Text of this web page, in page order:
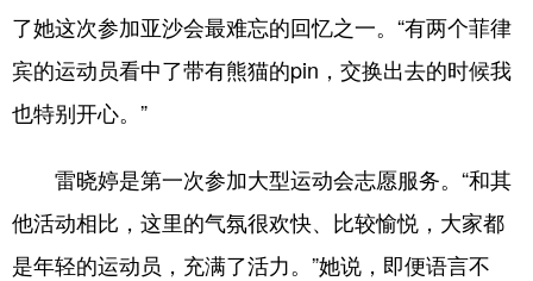
了她这次参加亚沙会最难忘的回忆之一。“有两个菲律
宾的运动员看中了带有熊猫的pin，交换出去的时候我
也特别开心。”
雷晓婷是第一次参加大型运动会志愿服务。“和其
他活动相比，这里的气氛很欢快、比较愉悦，大家都
是年轻的运动员，充满了活力。”她说，即便语言不